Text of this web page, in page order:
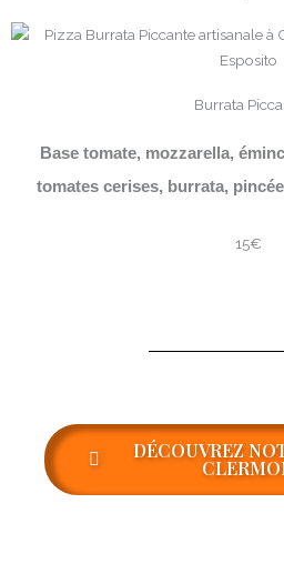
Burrata
Base tomate, mozzarella,
tomates cerises, burrata,
15€
DÉCOUVREZ